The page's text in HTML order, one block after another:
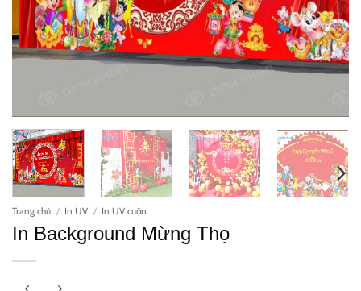
Trang chủ / In UV / In UV cuộn
In Background Mừng Thọ